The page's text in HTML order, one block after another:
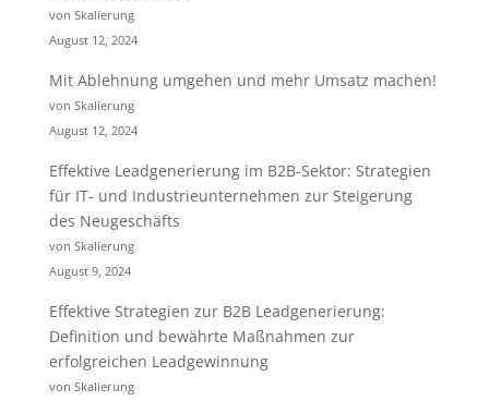
von Skalierung
August 12, 2024
Mit Ablehnung umgehen und mehr Umsatz machen!
von Skalierung
August 12, 2024
Effektive Leadgenerierung im B2B-Sektor: Strategien
für IT- und Industrieunternehmen zur Steigerung
des Neugeschäfts
von Skalierung
August 9, 2024
Effektive Strategien zur B2B Leadgenerierung:
Definition und bewährte Maßnahmen zur
erfolgreichen Leadgewinnung
von Skalierung